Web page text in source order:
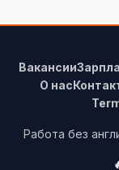
Вакансии
О нас
Работа без